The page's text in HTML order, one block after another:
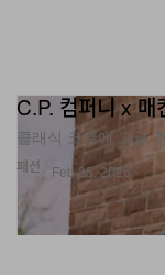
패션
C.P. 컴퍼니 x 매
클래식 코트에 고글
Feb 25, 2026